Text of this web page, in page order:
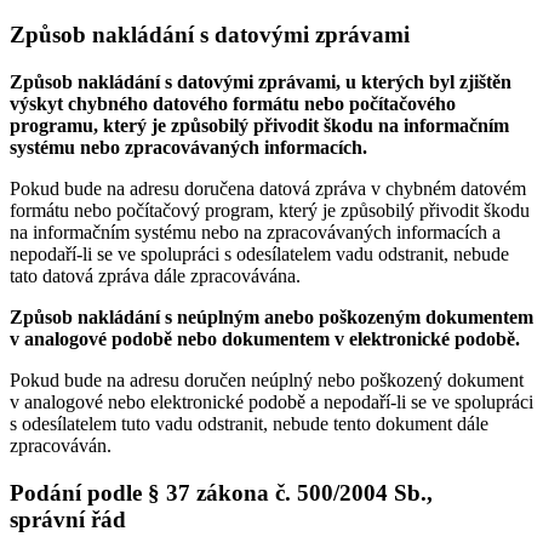
Způsob nakládání s datovými zprávami
Způsob nakládání s datovými zprávami, u kterých byl zjištěn
výskyt chybného datového formátu nebo počítačového
programu, který je způsobilý přivodit škodu na informačním
systému nebo zpracovávaných informacích.
Pokud bude na adresu doručena datová zpráva v chybném datovém
formátu nebo počítačový program, který je způsobilý přivodit škodu
na informačním systému nebo na zpracovávaných informacích a
nepodaří-li se ve spolupráci s odesílatelem vadu odstranit, nebude
tato datová zpráva dále zpracovávána.
Způsob nakládání s neúplným anebo poškozeným dokumentem
v analogové podobě nebo dokumentem v elektronické podobě.
Pokud bude na adresu doručen neúplný nebo poškozený dokument
v analogové nebo elektronické podobě a nepodaří-li se ve spolupráci
s odesílatelem tuto vadu odstranit, nebude tento dokument dále
zpracováván.
Podání podle § 37 zákona č. 500/2004 Sb.,
správní řád